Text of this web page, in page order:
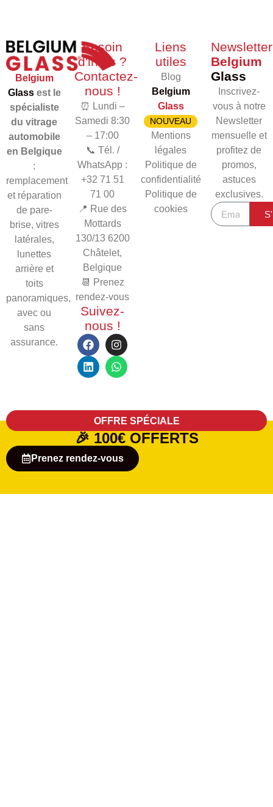
Belgium
Glassest le
spécialiste
du vitrage
automobile
en Belgique
:
remplacement
et réparation
de pare-
brise, vitres
latérales,
lunettes
arrière et
toits
panoramiques,
avec ou
sans
assurance.
Besoin
d'infos ?
Contactez-
nous !
⏰ Lundi –
Samedi 8:30
– 17:00
📞 Tél. /
WhatsApp :
+32 71 51
71 00
📍 Rue des
Mottards
130/13 6200
Châtelet,
Belgique
📆 Prenez
rendez-vous
Suivez-
nous !
Liens
utiles
Blog
Belgium
Glass
NOUVEAU
Mentions
légales
Politique de
confidentialité
Politique de
cookies
Newsletter
Belgium
Glass
Inscrivez-
vous à notre
Newsletter
mensuelle et
profitez de
promos,
astuces
exclusives.
OFFRE SPÉCIALE
🎉 100€ OFFERTS
Prenez rendez-vous